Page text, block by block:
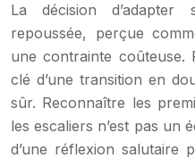
La décision
repoussée, perçue
une contrainte coûteuse.
clé d’une transition en
sûr. Reconnaître les
les escaliers n’est pas un
d’une réflexion salutaire